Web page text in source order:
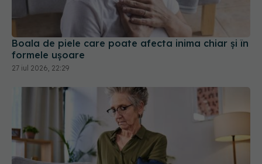
Boala de piele care poate afecta inima chiar și în
formele ușoare
27 iul 2026, 22:29